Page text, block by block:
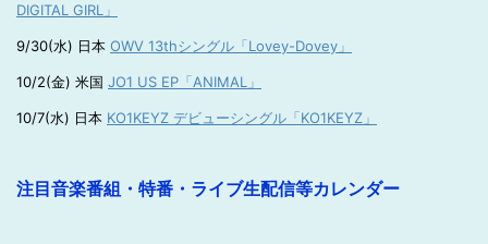
DIGITAL GIRL」
9/30(水) 日本 OWV 13thシングル「Lovey-Dovey」
10/2(金) 米国 JO1 US EP「ANIMAL」
10/7(水) 日本 KO1KEYZ デビューシングル「KO1KEYZ」
注目音楽番組・特番・ライブ生配信等カレンダー